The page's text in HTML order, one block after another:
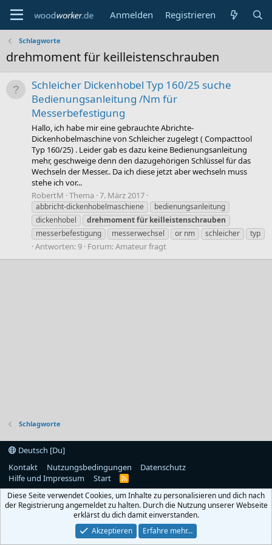
Anmelden Registrieren
Schlagworte
drehmoment für keilleistenschrauben
Schleicher Dickenhobel Typ 160/25 suche
Bedienungsanleitung /Nm für
Messerbefestigung
Hallo, ich habe mir eine gebrauchte Abrichte-
Dickenhobelmaschine von Schleicher zugelegt ( Compacttool
Typ 160/25) . Leider gab es dazu keine Bedienungsanleitung
mehr, geschweige denn den dazugehörigen Schlüssel für das
Wechseln der Messer.. Da ich diese jetzt aber wechseln muss
stehe ich vor...
RobertM Thema 7. März 2017
abbricht-dickenhobelmaschiene
bedienungsanleitung
dickenhobel
drehmomentfür keilleistenschrauben
messerbefestigung
messerwechsel or nm schleicher typ
Antworten: 9 Forum:Amateur fragt
Schlagworte
Deutsch [Du]
Kontakt
Nutzungsbedingungen
Datenschutz
Hilfe und Impressum
Start
R
S
Diese Seite verwendet Cookies, um Inhalte zu personalisieren und dich nach
der Registrierung angemeldet zu halten. Durch die Nutzung unserer Webseite
erklärst du dich damit einverstanden.
Akzeptieren
Erfahre mehr…